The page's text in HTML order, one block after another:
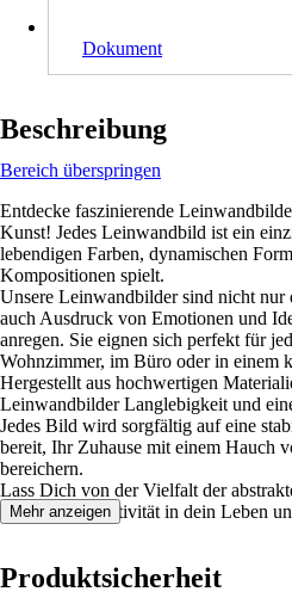
Dokument
Beschreibung
Bereich überspringen
Entdecke faszinierende
Kunst! Jedes Leinwandbild ist ein
lebendigen Farben, dynamischen
Kompositionen spielt.
Unsere Leinwandbilder sind nicht nur
auch Ausdruck von Emotionen und
anregen. Sie eignen sich perfekt für
Wohnzimmer, im Büro oder in einem
Hergestellt aus hochwertigen
Leinwandbilder Langlebigkeit und
Jedes Bild wird sorgfältig auf eine
bereit, Ihr Zuhause mit einem Hauch
bereichern.
Lass Dich von der Vielfalt der
Farbe und Kreativität in dein Leben
Mehr anzeigen
Produktsicherheit